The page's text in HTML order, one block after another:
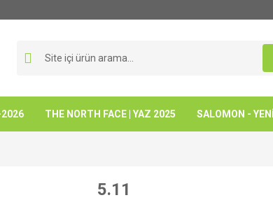
2026 THE NORTH FACE | YAZ 2025 SALOMON - YENİ
5.11